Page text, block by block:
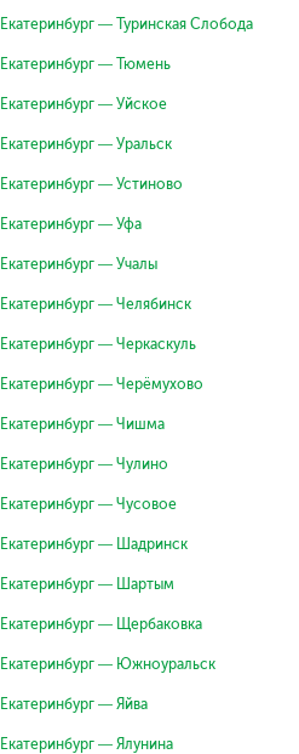
Екатеринбург — Туринская Слобода
Екатеринбург — Тюмень
Екатеринбург — Уйское
Екатеринбург — Уральск
Екатеринбург — Устиново
Екатеринбург — Уфа
Екатеринбург — Учалы
Екатеринбург — Челябинск
Екатеринбург — Черкаскуль
Екатеринбург — Черёмухово
Екатеринбург — Чишма
Екатеринбург — Чулино
Екатеринбург — Чусовое
Екатеринбург — Шадринск
Екатеринбург — Шартым
Екатеринбург — Щербаковка
Екатеринбург — Южноуральск
Екатеринбург — Яйва
Екатеринбург — Ялунина